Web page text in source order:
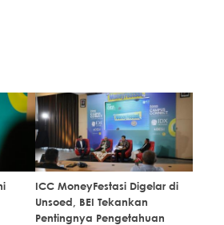
ICC MoneyFestasi Digelar di
Unsoed, BEI Tekankan
Pentingnya Pengetahuan